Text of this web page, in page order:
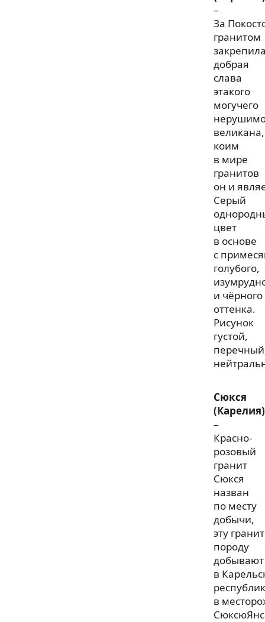
–
За
гранитом
добрая
слава
этакого
могучего
великана,
коим
в мире
гранитов
он и
Серый
цвет
в основе
с
голубого,
и чёрного
оттенка.
Рисунок
густой,
Сюкся
(Карелия)
–
Красно-
розовый
гранит
Сюкся
назван
по месту
добычи,
эту
породу
добывают
в
в